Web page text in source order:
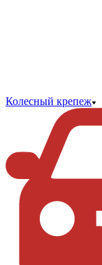
Колесный крепеж